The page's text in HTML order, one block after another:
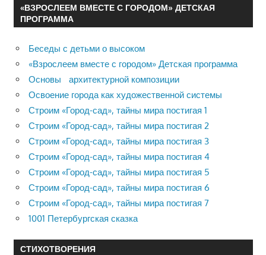
«ВЗРОСЛЕЕМ ВМЕСТЕ С ГОРОДОМ» ДЕТСКАЯ
ПРОГРАММА
Беседы с детьми о высоком
«Взрослеем вместе с городом» Детская программа
Основы архитектурной композиции
Освоение города как художественной системы
Строим «Город-сад», тайны мира постигая 1
Строим «Город-сад», тайны мира постигая 2
Строим «Город-сад», тайны мира постигая 3
Строим «Город-сад», тайны мира постигая 4
Строим «Город-сад», тайны мира постигая 5
Строим «Город-сад», тайны мира постигая 6
Строим «Город-сад», тайны мира постигая 7
1001 Петербургская сказка
СТИХОТВОРЕНИЯ